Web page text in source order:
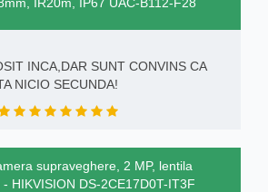
INCA,DAR SUNT CONVINS CA
NICIO SECUNDA!
supraveghere, 2 MP, lentila
HIKVISION DS-2CE17D0T-IT3F